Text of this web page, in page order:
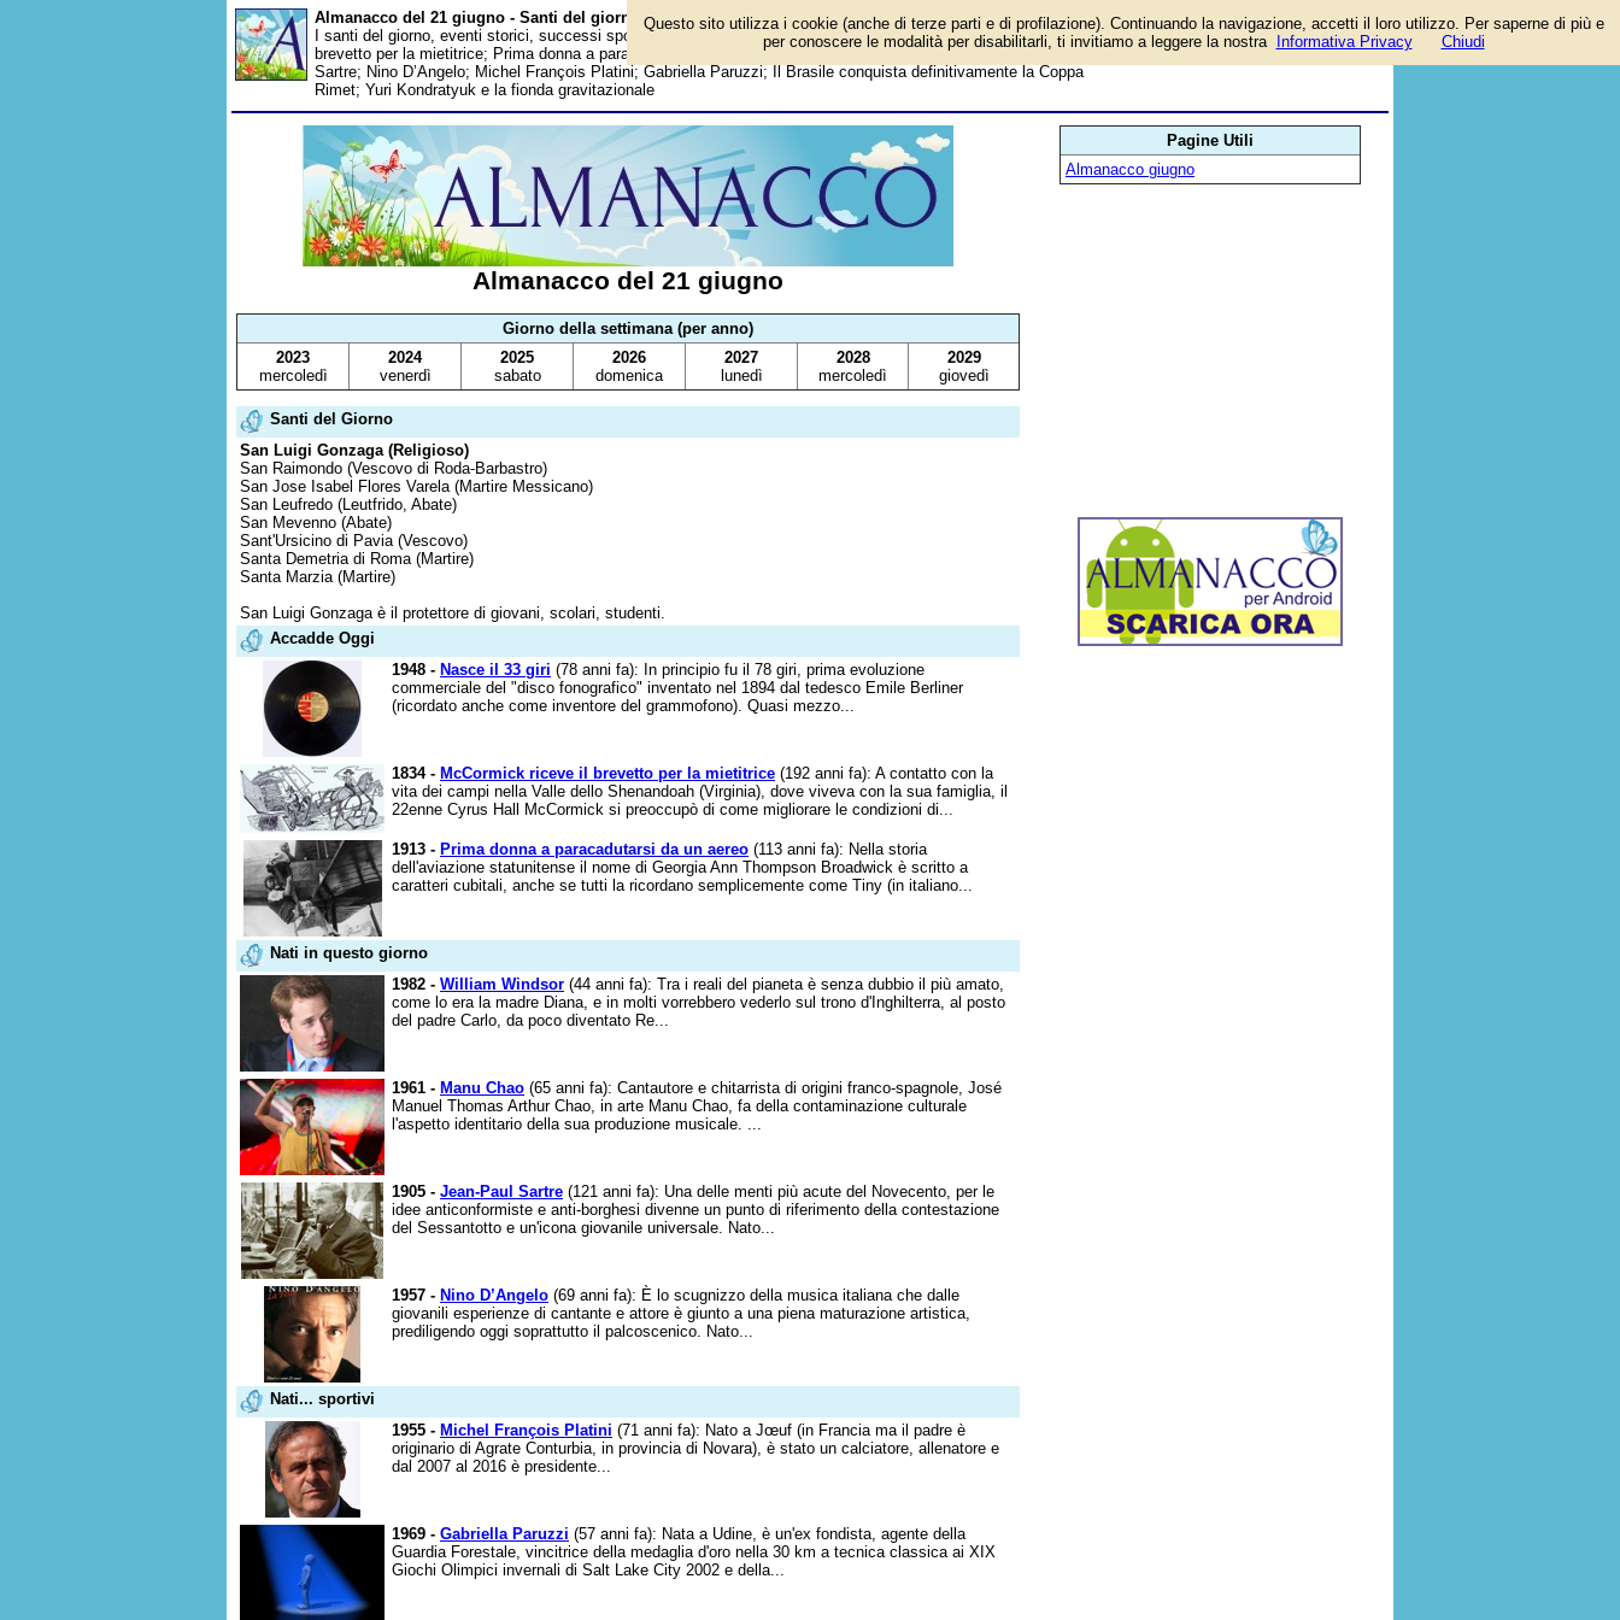
Almanacco del 21 giugno - Santi del giorno
I santi del giorno, eventi storici, successi sportivi, anniversari e curiosità: Nasce il 33 giri; McCormick riceve il
brevetto per la mietitrice; Prima donna a paracadutarsi da un aereo; William Windsor; Manu Chao; Jean-Paul
Sartre; Nino D’Angelo; Michel François Platini; Gabriella Paruzzi; Il Brasile conquista definitivamente la Coppa
Rimet; Yuri Kondratyuk e la fionda gravitazionale
Almanacco del 21 giugno
Giorno della settimana (per anno)
2023
mercoledì
2024
venerdì
2025
sabato
2026
domenica
2027
lunedì
2028
mercoledì
2029
giovedì
Santi del Giorno
San Luigi Gonzaga (Religioso)
San Raimondo (Vescovo di Roda-Barbastro)
San Jose Isabel Flores Varela (Martire Messicano)
San Leufredo (Leutfrido, Abate)
San Mevenno (Abate)
Sant'Ursicino di Pavia (Vescovo)
Santa Demetria di Roma (Martire)
Santa Marzia (Martire)
San Luigi Gonzaga è il protettore di giovani, scolari, studenti.
Accadde Oggi
1948 - Nasce il 33 giri (78 anni fa): In principio fu il 78 giri, prima evoluzione
commerciale del "disco fonografico" inventato nel 1894 dal tedesco Emile Berliner
(ricordato anche come inventore del grammofono). Quasi mezzo...
1834 - McCormick riceve il brevetto per la mietitrice (192 anni fa): A contatto con la
vita dei campi nella Valle dello Shenandoah (Virginia), dove viveva con la sua famiglia, il
22enne Cyrus Hall McCormick si preoccupò di come migliorare le condizioni di...
1913 - Prima donna a paracadutarsi da un aereo (113 anni fa): Nella storia
dell'aviazione statunitense il nome di Georgia Ann Thompson Broadwick è scritto a
caratteri cubitali, anche se tutti la ricordano semplicemente come Tiny (in italiano...
Nati in questo giorno
1982 - William Windsor (44 anni fa): Tra i reali del pianeta è senza dubbio il più amato,
come lo era la madre Diana, e in molti vorrebbero vederlo sul trono d'Inghilterra, al posto
del padre Carlo, da poco diventato Re...
1961 - Manu Chao (65 anni fa): Cantautore e chitarrista di origini franco-spagnole, José
Manuel Thomas Arthur Chao, in arte Manu Chao, fa della contaminazione culturale
l'aspetto identitario della sua produzione musicale. ...
1905 - Jean-Paul Sartre (121 anni fa): Una delle menti più acute del Novecento, per le
idee anticonformiste e anti-borghesi divenne un punto di riferimento della contestazione
del Sessantotto e un'icona giovanile universale. Nato...
1957 - Nino D’Angelo (69 anni fa): È lo scugnizzo della musica italiana che dalle
giovanili esperienze di cantante e attore è giunto a una piena maturazione artistica,
prediligendo oggi soprattutto il palcoscenico. Nato...
Nati... sportivi
1955 - Michel François Platini (71 anni fa): Nato a Jœuf (in Francia ma il padre è
originario di Agrate Conturbia, in provincia di Novara), è stato un calciatore, allenatore e
dal 2007 al 2016 è presidente...
1969 - Gabriella Paruzzi (57 anni fa): Nata a Udine, è un'ex fondista, agente della
Guardia Forestale, vincitrice della medaglia d'oro nella 30 km a tecnica classica ai XIX
Giochi Olimpici invernali di Salt Lake City 2002 e della...
Pagine Utili
Almanacco giugno
Questo sito utilizza i cookie (anche di terze parti e di profilazione). Continuando la navigazione, accetti il loro utilizzo. Per saperne di più e
per conoscere le modalità per disabilitarli, ti invitiamo a leggere la nostra
Informativa Privacy Chiudi